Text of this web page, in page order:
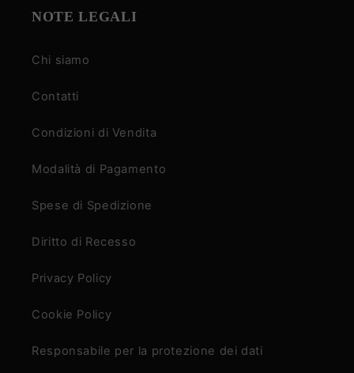
NOTE LEGALI
Chi siamo
Contatti
Condizioni di Vendita
Modalità di Pagamento
Spese di Spedizione
Diritto di Recesso
Privacy Policy
Cookie Policy
Responsabile per la protezione dei dati